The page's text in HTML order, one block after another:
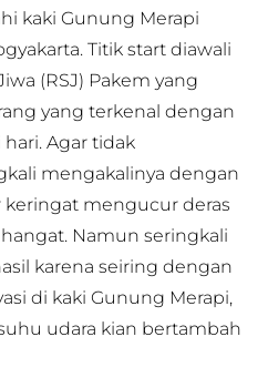
kaki Gunung Merapi
Titik start diawali
(RSJ) Pakem yang
yang terkenal dengan
Agar tidak
mengakalinya dengan
mengucur deras
Namun seringkali
karena seiring dengan
di kaki Gunung Merapi,
udara kian bertambah